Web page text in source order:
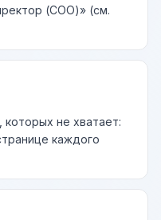
(COO)» (см.
которых не хватает:
каждого